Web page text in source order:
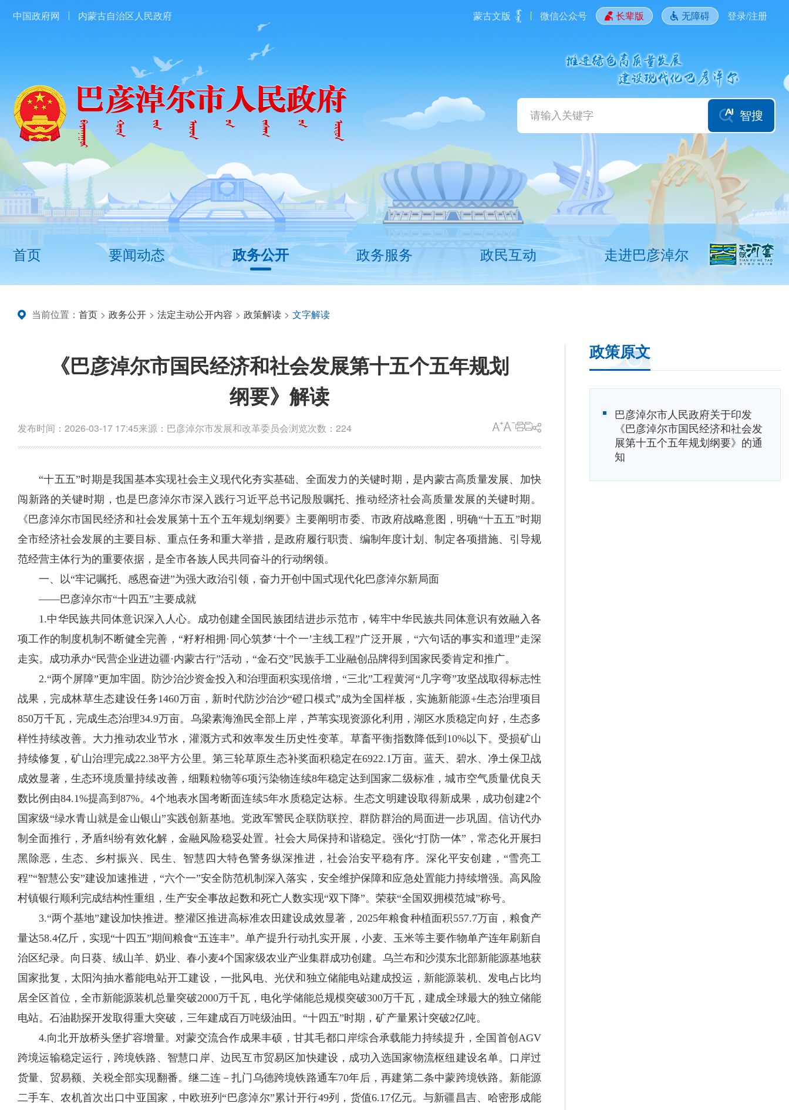
中国政府网 内蒙古自治区人民政府 蒙古文版 微信公众号 长辈版 无障碍 登录/注册
智搜
首页 要闻动态 政务公开 政务服务 政民互动 走进巴彦淖尔
当前位置： 首页 > 政务公开 > 法定主动公开内容 > 政策解读 > 文字解读
《巴彦淖尔市国民经济和社会发展第十五个五年规划
纲要》解读
发布时间：2026-03-17 17:45来源：巴彦淖尔市发展和改革委员会浏览次数：224
“十五五”时期是我国基本实现社会主义现代化夯实基础、全面发力的关键时期，是内蒙古高质量发展、加快
闯新路的关键时期，也是巴彦淖尔市深入践行习近平总书记殷殷嘱托、推动经济社会高质量发展的关键时期。
《巴彦淖尔市国民经济和社会发展第十五个五年规划纲要》主要阐明市委、市政府战略意图，明确“十五五”时期
全市经济社会发展的主要目标、重点任务和重大举措，是政府履行职责、编制年度计划、制定各项措施、引导规
范经营主体行为的重要依据，是全市各族人民共同奋斗的行动纲领。
一、以“牢记嘱托、感恩奋进”为强大政治引领，奋力开创中国式现代化巴彦淖尔新局面
——巴彦淖尔市“十四五”主要成就
1.中华民族共同体意识深入人心。成功创建全国民族团结进步示范市，铸牢中华民族共同体意识有效融入各
项工作的制度机制不断健全完善，“籽籽相拥·同心筑梦‘十个一’主线工程”广泛开展，“六句话的事实和道理”走深
走实。成功承办“民营企业进边疆·内蒙古行”活动，“金石交”民族手工业融创品牌得到国家民委肯定和推广。
2.“两个屏障”更加牢固。防沙治沙资金投入和治理面积实现倍增，“三北”工程黄河“几字弯”攻坚战取得标志性
战果，完成林草生态建设任务1460万亩，新时代防沙治沙“磴口模式”成为全国样板，实施新能源+生态治理项目
850万千瓦，完成生态治理34.9万亩。乌梁素海渔民全部上岸，芦苇实现资源化利用，湖区水质稳定向好，生态多
样性持续改善。大力推动农业节水，灌溉方式和效率发生历史性变革。草畜平衡指数降低到10%以下。受损矿山
持续修复，矿山治理完成22.38平方公里。第三轮草原生态补奖面积稳定在6922.1万亩。蓝天、碧水、净土保卫战
成效显著，生态环境质量持续改善，细颗粒物等6项污染物连续8年稳定达到国家二级标准，城市空气质量优良天
数比例由84.1%提高到87%。4个地表水国考断面连续5年水质稳定达标。生态文明建设取得新成果，成功创建2个
国家级“绿水青山就是金山银山”实践创新基地。党政军警民企联防联控、群防群治的局面进一步巩固。信访代办
制全面推行，矛盾纠纷有效化解，金融风险稳妥处置。社会大局保持和谐稳定。强化“打防一体”，常态化开展扫
黑除恶，生态、乡村振兴、民生、智慧四大特色警务纵深推进，社会治安平稳有序。深化平安创建，“雪亮工
程”“智慧公安”建设加速推进，“六个一”安全防范机制深入落实，安全维护保障和应急处置能力持续增强。高风险
村镇银行顺利完成结构性重组，生产安全事故起数和死亡人数实现“双下降”。荣获“全国双拥模范城”称号。
3.“两个基地”建设加快推进。整灌区推进高标准农田建设成效显著，2025年粮食种植面积557.7万亩，粮食产
量达58.4亿斤，实现“十四五”期间粮食“五连丰”。单产提升行动扎实开展，小麦、玉米等主要作物单产连年刷新自
治区纪录。向日葵、绒山羊、奶业、春小麦4个国家级农业产业集群成功创建。乌兰布和沙漠东北部新能源基地获
国家批复，太阳沟抽水蓄能电站开工建设，一批风电、光伏和独立储能电站建成投运，新能源装机、发电占比均
居全区首位，全市新能源装机总量突破2000万千瓦，电化学储能总规模突破300万千瓦，建成全球最大的独立储能
电站。石油勘探开发取得重大突破，三年建成百万吨级油田。“十四五”时期，矿产量累计突破2亿吨。
4.向北开放桥头堡扩容增量。对蒙交流合作成果丰硕，甘其毛都口岸综合承载能力持续提升，全国首创AGV
跨境运输稳定运行，跨境铁路、智慧口岸、边民互市贸易区加快建设，成功入选国家物流枢纽建设名单。口岸过
货量、贸易额、关税全部实现翻番。继二连－扎门乌德跨境铁路通车70年后，再建第二条中蒙跨境铁路。新能源
二手车、农机首次出口中亚国家，中欧班列“巴彦淖尔”累计开行49列，货值6.17亿元。与新疆昌吉、哈密形成能
政策原文
巴彦淖尔市人民政府关于印发
《巴彦淖尔市国民经济和社会发
展第十五个五年规划纲要》的通
知